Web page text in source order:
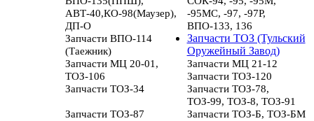
АВТ-40,КО-98(Маузер),
ДП-О
-95МС, -97, -97Р,
ВПО-133, 136
Запчасти ВПО-114
(Таежник)
Запчасти ТОЗ (Тульский
Оружейный Завод)
Запчасти МЦ 20-01,
ТОЗ-106
Запчасти МЦ 21-12
Запчасти ТОЗ-120
Запчасти ТОЗ-34
Запчасти ТОЗ-78,
ТОЗ-99, ТОЗ-8, ТОЗ-91
Запчасти ТОЗ-87
Запчасти ТОЗ-Б, ТОЗ-БМ